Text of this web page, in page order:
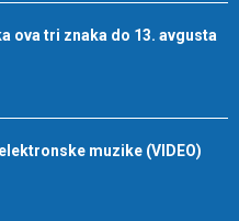
ova tri znaka do 13. avgusta
muzike (VIDEO)